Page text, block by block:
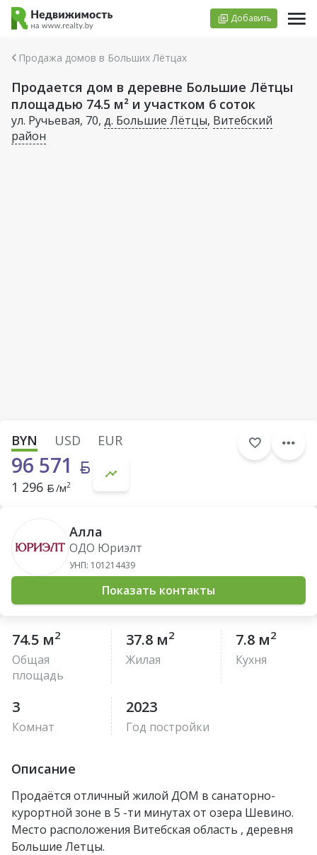
Добавить
Продажа домов в Больших Лётцах
Продается дом в деревне Большие Лётцы
площадью 74.5 м² и участком 6 соток
ул. Ручьевая, 70, д. Большие Лётцы, Витебский
район
74.5 м2
Общая
площадь
37.8 м2
Жилая
7.8 м2
Кухня
3
Комнат
2023
Год постройки
Описание
Продаётся отличный жилой ДОМ в санаторно-
курортной зоне в 5 -ти минутах от озера Шевино.
Место расположения Витебская область , деревня
Большие Летцы.
BYN USD EUR
96 571
1 296 /м2
Алла
ОДО Юриэлт
УНП: 101214439
Показать контакты